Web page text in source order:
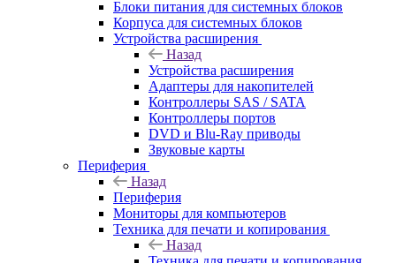
Блоки питания для системных блоков
Корпуса для системных блоков
Устройства расширения
Назад
Устройства расширения
Адаптеры для накопителей
Контроллеры SAS / SATA
Контроллеры портов
DVD и Blu-Ray приводы
Звуковые карты
Периферия
Назад
Периферия
Мониторы для компьютеров
Техника для печати и копирования
Назад